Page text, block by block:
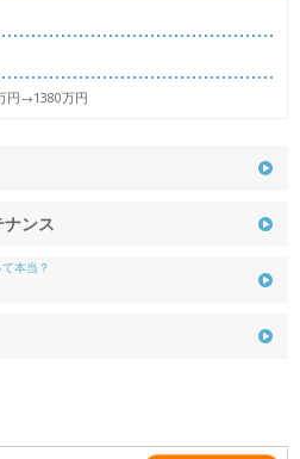
円→1380万円
ンス
本当？